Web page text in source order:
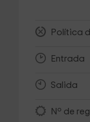
Política
Entrada
Salida
Nº de